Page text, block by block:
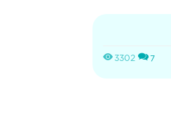
3302 7